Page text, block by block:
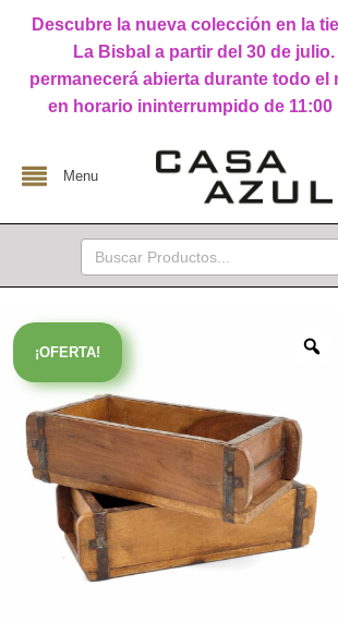
Descubre la nueva colección en la
La Bisbal a partir del 30 de
permanecerá abierta durante todo el
en horario ininterrumpido de 11:00
Menu
Buscar:
¡OFERTA!